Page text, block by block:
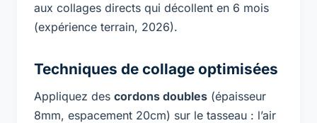
aux collages directs qui décollent en 6 mois
(expérience terrain, 2026).
Techniques de collage optimisées
Appliquez des cordons doubles (épaisseur
8mm, espacement 20cm) sur le tasseau : l’air